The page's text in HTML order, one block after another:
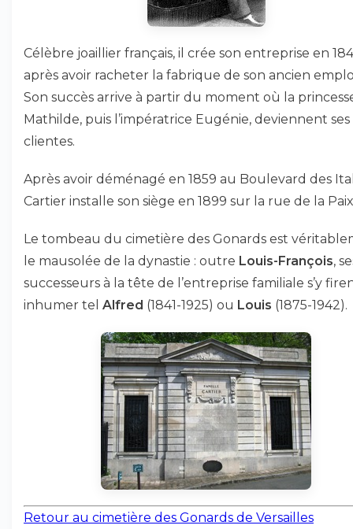
Célèbre joaillier français, il crée son entreprise en
après avoir racheter la fabrique de son ancien
Son succès arrive à partir du moment où la
Mathilde, puis l’impératrice Eugénie, deviennent ses
clientes.
Après avoir déménagé en 1859 au Boulevard des
Cartier installe son siège en 1899 sur la rue de la
Le tombeau du cimetière des Gonards est
le mausolée de la dynastie : outre Louis-François,
successeurs à la tête de l’entreprise familiale s’y
inhumer tel Alfred (1841-1925) ou Louis (1875-1942).
Retour au cimetière des Gonards de Versailles